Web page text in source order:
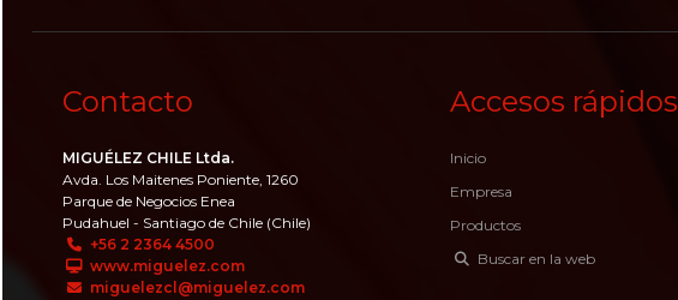
Contacto
MIGUÉLEZ CHILE Ltda.
Avda. Los Maitenes Poniente, 1260
Parque de Negocios Enea
Pudahuel - Santiago de Chile (Chile)
+56 2 2364 4500
www.miguelez.com
miguelezcl@miguelez.com
Accesos rápidos
Inicio
Empresa
Productos
Buscar en la web